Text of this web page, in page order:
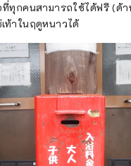
ที่ทุกคนสามารถใช้ได้ฟรี (ด้
ท้าในฤดูหนาวได้